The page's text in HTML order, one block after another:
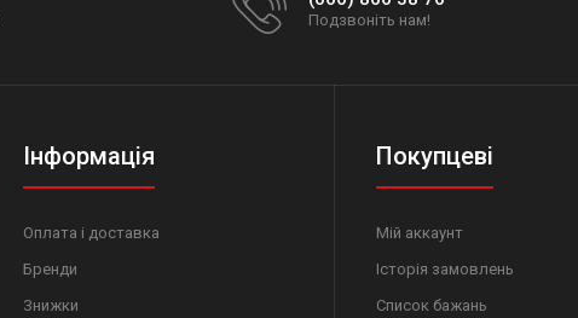
Подзвоніть нам!
Інформація
Оплата і доставка
Бренди
Знижки
Покупцеві
Мій аккаунт
Історія замовлень
Список бажань